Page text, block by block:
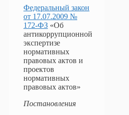
Федеральный закон
от 17.07.2009 №
172-ФЗ «Об
антикоррупционной
экспертизе
нормативных
правовых актов и
проектов
нормативных
правовых актов»
Постановления